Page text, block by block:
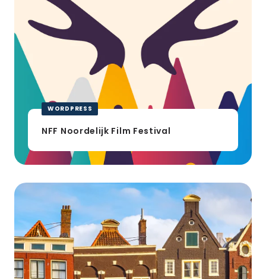
WORDPRESS
NFF Noordelijk Film Festival
JLG
Estate